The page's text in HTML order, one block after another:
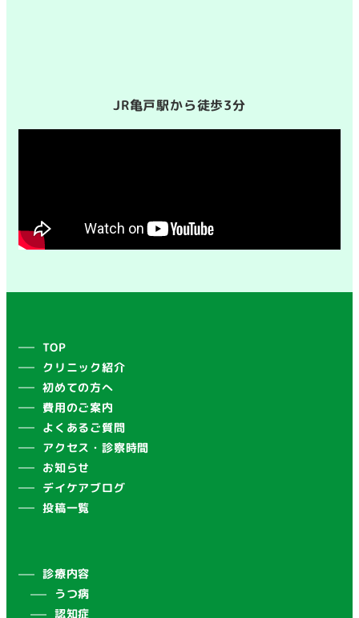
JR亀戸駅から徒歩3分
TOP
クリニック紹介
初めての方へ
費用のご案内
よくあるご質問
アクセス・診察時間
お知らせ
デイケアブログ
投稿一覧
診療内容
うつ病
認知症